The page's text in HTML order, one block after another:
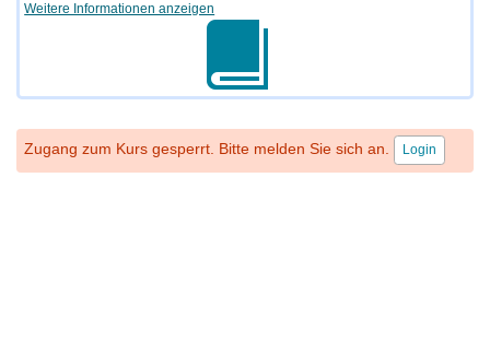
Weitere Informationen anzeigen
Zugang zum Kurs gesperrt. Bitte melden Sie sich an. Login